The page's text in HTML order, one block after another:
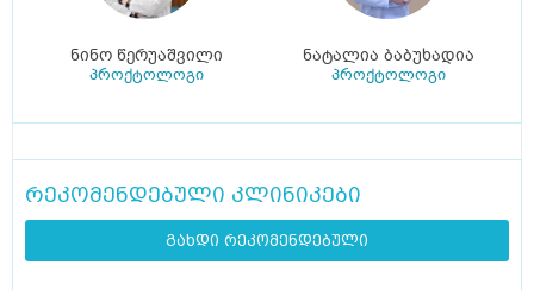
ნინო წერუაშვილი
პროქტოლოგი
ნატალია ბაბუხადია
პროქტოლოგი
რეკომენდებული კლინიკები
გახდი რეკომენდებული